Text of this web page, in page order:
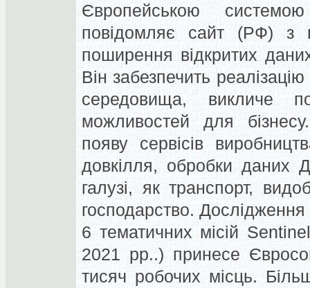
Європейською
повідомляє сайт (РФ)
поширення відкритих
Він забезпечить
середовища, викличе
можливостей для
появу сервісів
довкілля, обробки даних
галузі, як транспорт,
господарство.
6 тематичних місій
2021 рр..) принесе
тисяч робочих місць.